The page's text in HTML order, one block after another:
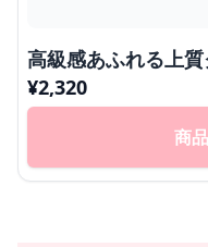
高級感あふれる上
¥2,320
商